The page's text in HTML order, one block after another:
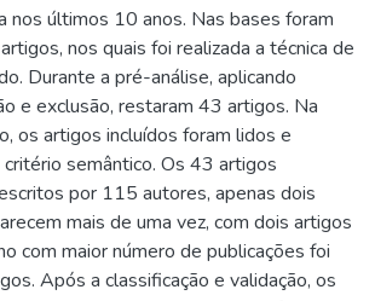
nos últimos 10 anos. Nas bases foram
nos quais foi realizada a técnica de
Durante a pré-análise, aplicando
e exclusão, restaram 43 artigos. Na
os artigos incluídos foram lidos e
semântico. Os 43 artigos
por 115 autores, apenas dois
mais de uma vez, com dois artigos
com maior número de publicações foi
Após a classificação e validação, os